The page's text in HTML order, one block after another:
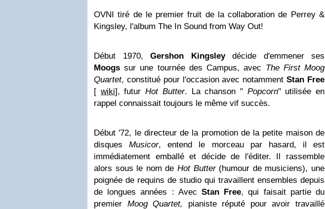
OVNI tiré de le premier fruit de la collaboration de Perrey &
Kingsley, l'album The In Sound from Way Out!
Début 1970, Gershon Kingsley décide d'emmener ses
Moogssur une tournée des Campus, avec The First Moog
Quartet, constitué pour l'occasion avec notammentStan Free
[ wiki], futurHot Butter. La chanson " Popcorn" utilisée en
rappel connaissait toujours le même vif succès.
Début '72, le directeur de la promotion de la petite maison de
disquesMusicor, entend le morceau par hasard, il est
immédiatement emballé et décide de l'éditer. Il rassemble
alors sous le nom de Hot Butter(humour de musiciens), une
poignée de requins de studio qui travaillent ensembles depuis
de longues années : Avec Stan Free, qui faisait partie du
premier Moog Quartet,
pianiste réputé pour avoir travaillé